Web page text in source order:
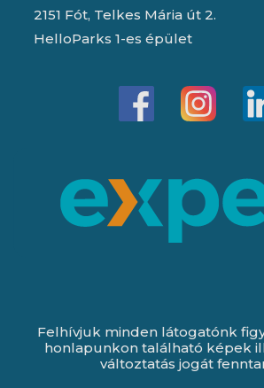
2151 Fót, Telkes Mária út 2.
HelloParks 1-es épület
Felhívjuk minden látogatónk
honlapunkon található képek
változtatás jogát